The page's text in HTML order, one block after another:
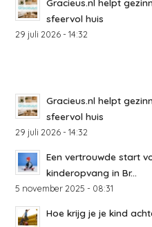
sfeervol huis
29 juli 2026 - 14:32
Gracieus.nl helpt
sfeervol huis
29 juli 2026 - 14:32
Een vertrouwde start
kinderopvang in Br...
5 november 2025 - 08:31
Hoe krijg je je kind